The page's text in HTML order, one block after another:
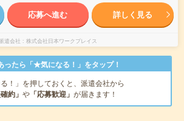
応募へ進む 詳しく見る
遣会社 株式会社日本ワークプレイス
ったら「★気になる！」をタップ！
る！」を押しておくと、派遣会社から
約」 や 「応募歓迎」 が届きます！